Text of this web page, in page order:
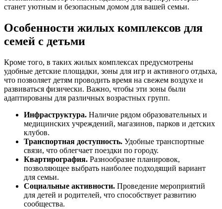
станет уютным и безопасным домом для вашей семьи.
Особенности жилых комплексов для
семей с детьми
Кроме того, в таких жилых комплексах предусмотрены
удобные детские площадки, зоны для игр и активного отдыха,
что позволяет детям проводить время на свежем воздухе и
развиваться физически. Важно, чтобы эти зоны были
адаптированы для различных возрастных групп.
Инфраструктура. Наличие рядом образовательных и
медицинских учреждений, магазинов, парков и детских
клубов.
Транспортная доступность. Удобные транспортные
связи, что облегчает поездки по городу.
Квартирография. Разнообразие планировок,
позволяющее выбрать наиболее подходящий вариант
для семьи.
Социальные активности. Проведение мероприятий
для детей и родителей, что способствует развитию
сообщества.